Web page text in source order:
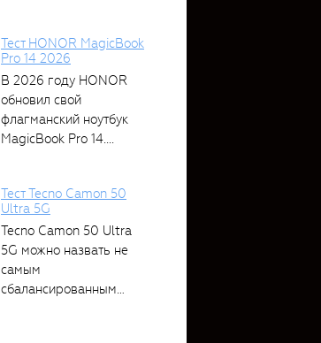
Тест HONOR MagicBook
Pro 14 2026
В 2026 году HONOR
обновил свой
флагманский ноутбук
MagicBook Pro 14....
Тест Tecno Camon 50
Ultra 5G
Tecno Camon 50 Ultra
5G можно назвать не
самым
сбалансированным